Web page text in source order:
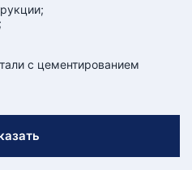
с цементированием